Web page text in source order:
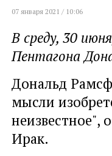
07 января 2021 / 10:06
В среду, 30
Пентагона
Дональд
мысли
Ирак.